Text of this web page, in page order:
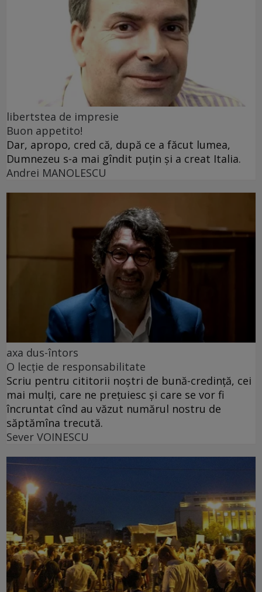
libertstea de impresie
Buon appetito!
Dar, apropo, cred că, după ce a făcut lumea,
Dumnezeu s-a mai gîndit puțin și a creat Italia.
Andrei MANOLESCU
axa dus-întors
O lecție de responsabilitate
Scriu pentru cititorii noștri de bună-credință, cei
mai mulți, care ne prețuiesc și care se vor fi
încruntat cînd au văzut numărul nostru de
săptămîna trecută.
Sever VOINESCU